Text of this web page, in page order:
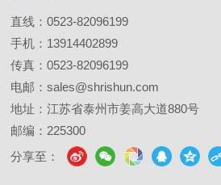
直线：0523-82096199
手机： 13914402899
传真：0523-82096199
电邮：sales@shrishun.com
地址：江苏省泰州市姜高大道880号
邮编：225300
分享至：